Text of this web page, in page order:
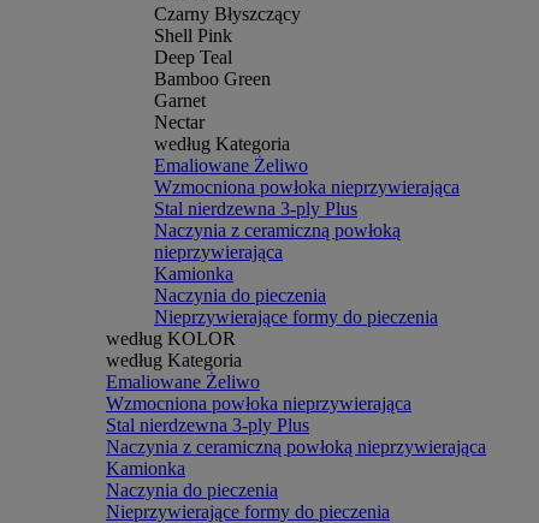
Czarny Błyszczący
Shell Pink
Deep Teal
Bamboo Green
Garnet
Nectar
według Kategoria
Emaliowane Żeliwo
Wzmocniona powłoka nieprzywierająca
Stal nierdzewna 3-ply Plus
Naczynia z ceramiczną powłoką
nieprzywierająca
Kamionka
Naczynia do pieczenia
Nieprzywierające formy do pieczenia
według KOLOR
według Kategoria
Emaliowane Żeliwo
Wzmocniona powłoka nieprzywierająca
Stal nierdzewna 3-ply Plus
Naczynia z ceramiczną powłoką nieprzywierająca
Kamionka
Naczynia do pieczenia
Nieprzywierające formy do pieczenia